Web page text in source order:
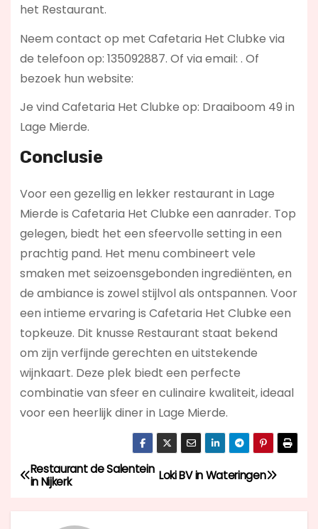
het Restaurant.
Neem contact op met Cafetaria Het Clubke via
de telefoon op: 135092887. Of via email: . Of
bezoek hun website:
Je vind Cafetaria Het Clubke op: Draaiboom 49 in
Lage Mierde.
Conclusie
Voor een gezellig en lekker restaurant in Lage
Mierde is Cafetaria Het Clubke een aanrader. Top
gelegen, biedt het een sfeervolle setting in een
prachtig pand. Het menu combineert vele
smaken met seizoensgebonden ingrediënten, en
de ambiance is zowel stijlvol als ontspannen. Voor
een intieme ervaring is Cafetaria Het Clubke een
topkeuze. Dit knusse Restaurant staat bekend
om zijn verfijnde gerechten en uitstekende
wijnkaart. Deze plek biedt een perfecte
combinatie van sfeer en culinaire kwaliteit, ideaal
voor een heerlijk diner in Lage Mierde.
B
e
Loki BV in Wateringen
Restaurant de Salentein
in Nijkerk